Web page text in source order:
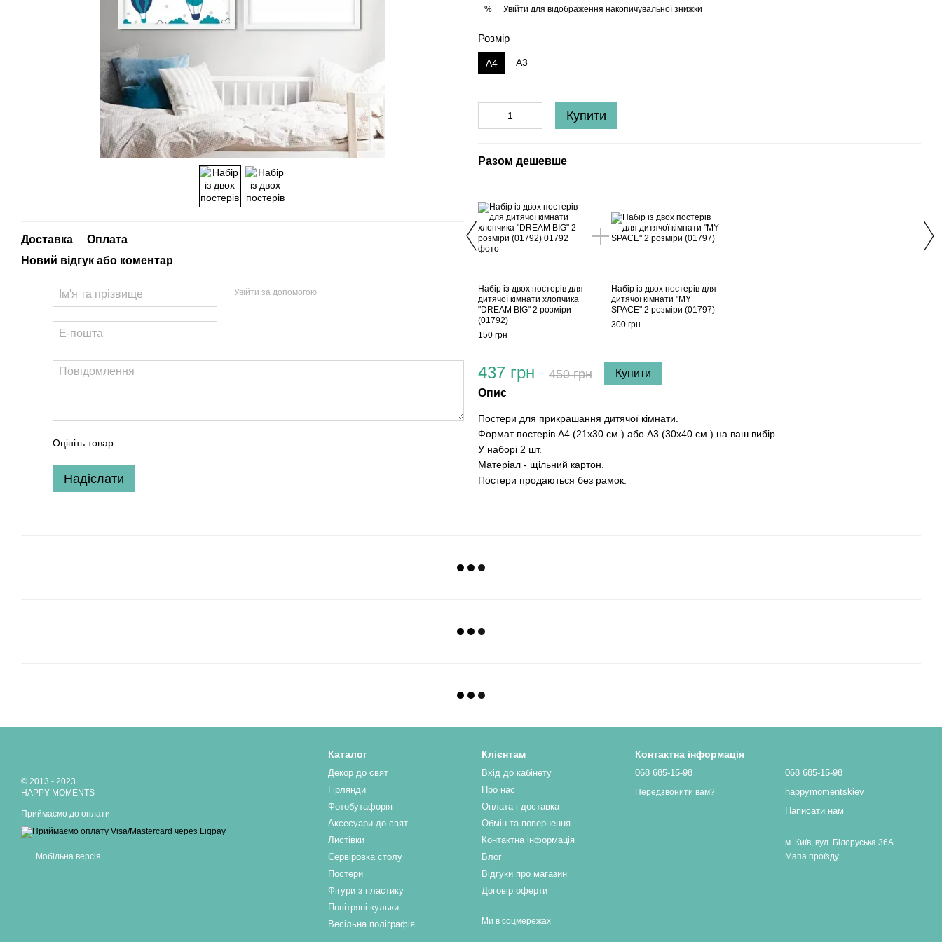
Доставка
Оплата
Новий відгук або коментар
Увійти за допомогою
Оцініть товар
Надіслати
% Увійти для відображення накопичувальної знижки
Розмір
A4 A3
Купити
Разом дешевше
Набір із двох постерів для
дитячої кімнати хлопчика
"DREAM BIG" 2 розміри
(01792)
150 грн
Набір із двох постерів для
дитячої кімнати "MY
SPACE" 2 розміри (01797)
300 грн
437 грн 450 грн Купити
Опис
Постери для прикрашання дитячої кімнати.
Формат постерів А4 (21х30 см.) або А3 (30х40 см.) на ваш вибір.
У наборі 2 шт.
Матеріал - щільний картон.
Постери продаються без рамок.
© 2013 - 2023
HAPPY MOMENTS
Приймаємо до оплати
Мобільна версія
Каталог
Декор до свят
Гірлянди
Фотобутафорія
Аксесуари до свят
Листівки
Сервіровка столу
Постери
Фігури з пластику
Повітряні кульки
Весільна поліграфія
Клієнтам
Вхід до кабінету
Про нас
Оплата і доставка
Обмін та повернення
Контактна інформація
Блог
Відгуки про магазин
Договір оферти
Ми в соцмережах
Контактна інформація
068 685-15-98
Передзвонити вам?
068 685-15-98
happymomentskiev
Написати нам
м. Київ, вул. Білоруська 36А
Мапа проїзду